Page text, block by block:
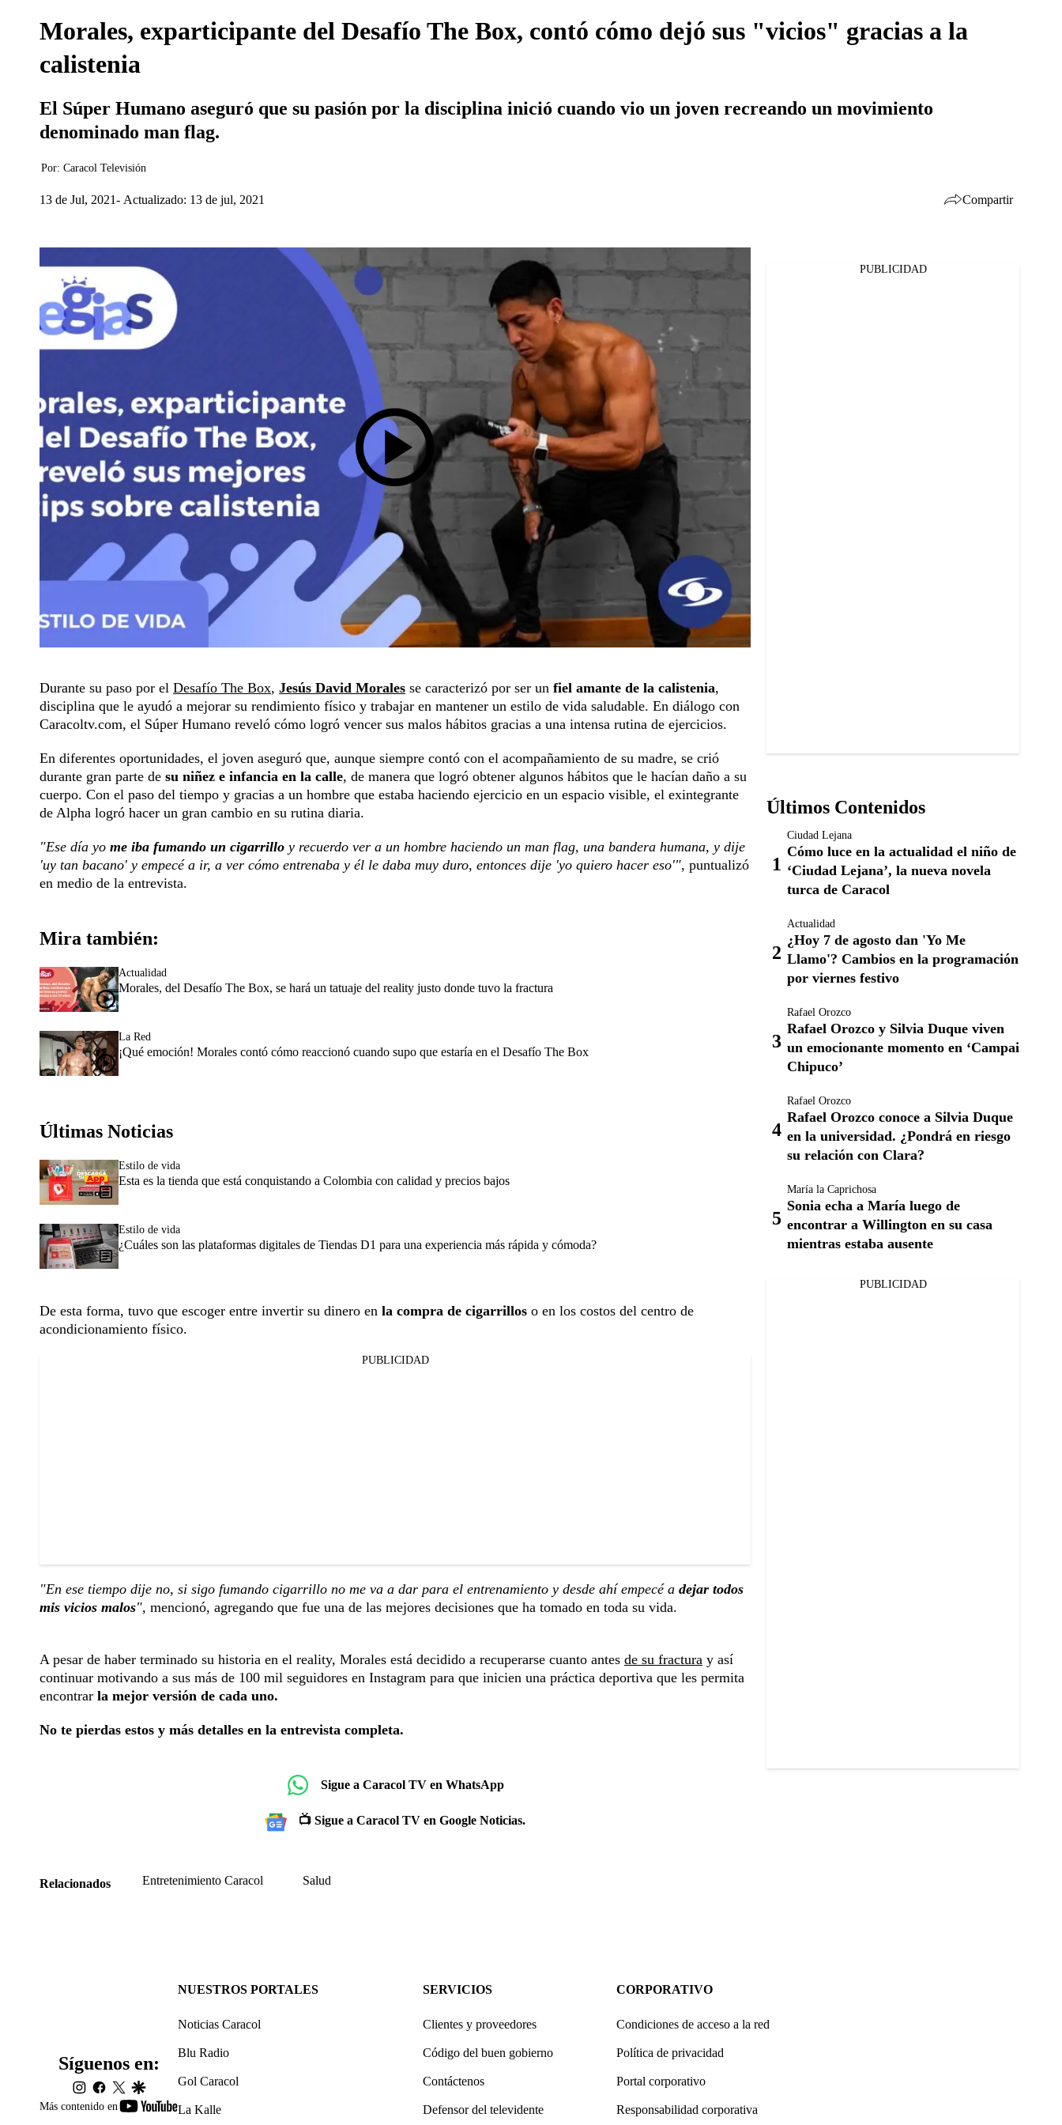
Morales, exparticipante del Desafío The Box, contó cómo dejó sus "vicios" gracias a la
calistenia
El Súper Humano aseguró que su pasión por la disciplina inició cuando vio un joven recreando un movimiento
denominado man flag.
Por: Caracol Televisión
13 de Jul, 2021 Actualizado: 13 de jul, 2021 Compartir
Durante su paso por el Desafío The Box, Jesús David Morales se caracterizó por ser un fiel amante de la calistenia,
disciplina que le ayudó a mejorar su rendimiento físico y trabajar en mantener un estilo de vida saludable. En diálogo con
Caracoltv.com, el Súper Humano reveló cómo logró vencer sus malos hábitos gracias a una intensa rutina de ejercicios.
En diferentes oportunidades, el joven aseguró que, aunque siempre contó con el acompañamiento de su madre, se crió
durante gran parte de su niñez e infancia en la calle, de manera que logró obtener algunos hábitos que le hacían daño a su
cuerpo. Con el paso del tiempo y gracias a un hombre que estaba haciendo ejercicio en un espacio visible, el exintegrante
de Alpha logró hacer un gran cambio en su rutina diaria.
"Ese día yo me iba fumando un cigarrillo y recuerdo ver a un hombre haciendo un man flag, una bandera humana, y dije
'uy tan bacano' y empecé a ir, a ver cómo entrenaba y él le daba muy duro, entonces dije 'yo quiero hacer eso'", puntualizó
en medio de la entrevista.
Mira también:
Actualidad
Morales, del Desafío The Box, se hará un tatuaje del reality justo donde tuvo la fractura
La Red
¡Qué emoción! Morales contó cómo reaccionó cuando supo que estaría en el Desafío The Box
Últimas Noticias
Estilo de vida
Esta es la tienda que está conquistando a Colombia con calidad y precios bajos
Estilo de vida
¿Cuáles son las plataformas digitales de Tiendas D1 para una experiencia más rápida y cómoda?
De esta forma, tuvo que escoger entre invertir su dinero en la compra de cigarrillos o en los costos del centro de
acondicionamiento físico.
PUBLICIDAD
"En ese tiempo dije no, si sigo fumando cigarrillo no me va a dar para el entrenamiento y desde ahí empecé a dejar todos
mis vicios malos", mencionó, agregando que fue una de las mejores decisiones que ha tomado en toda su vida.
A pesar de haber terminado su historia en el reality, Morales está decidido a recuperarse cuanto antes de su fractura y así
continuar motivando a sus más de 100 mil seguidores en Instagram para que inicien una práctica deportiva que les permita
encontrar la mejor versión de cada uno.
No te pierdas estos y más detalles en la entrevista completa.
Sigue a Caracol TV en WhatsApp
📺 Sigue a Caracol TV en Google Noticias.
Relacionados Entretenimiento Caracol Salud
PUBLICIDAD
Últimos Contenidos
Ciudad Lejana
Cómo luce en la actualidad el niño de
‘Ciudad Lejana’, la nueva novela
turca de Caracol
Actualidad
¿Hoy 7 de agosto dan 'Yo Me
Llamo'? Cambios en la programación
por viernes festivo
Rafael Orozco
Rafael Orozco y Silvia Duque viven
un emocionante momento en ‘Campai
Chipuco’
Rafael Orozco
Rafael Orozco conoce a Silvia Duque
en la universidad. ¿Pondrá en riesgo
su relación con Clara?
María la Caprichosa
Sonia echa a María luego de
encontrar a Willington en su casa
mientras estaba ausente
PUBLICIDAD
Más contenido en
youtube-
Síguenos en:
instagram
facebook
twittergoogle
NUESTROS PORTALES
Noticias Caracol
Blu Radio
Gol Caracol
La Kalle
SERVICIOS
Clientes y proveedores
Código del buen gobierno
Contáctenos
Defensor del televidente
CORPORATIVO
Condiciones de acceso a la red
Política de privacidad
Portal corporativo
Responsabilidad corporativa